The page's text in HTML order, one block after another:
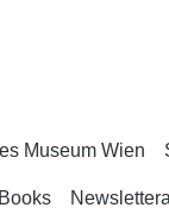
Museum Wien